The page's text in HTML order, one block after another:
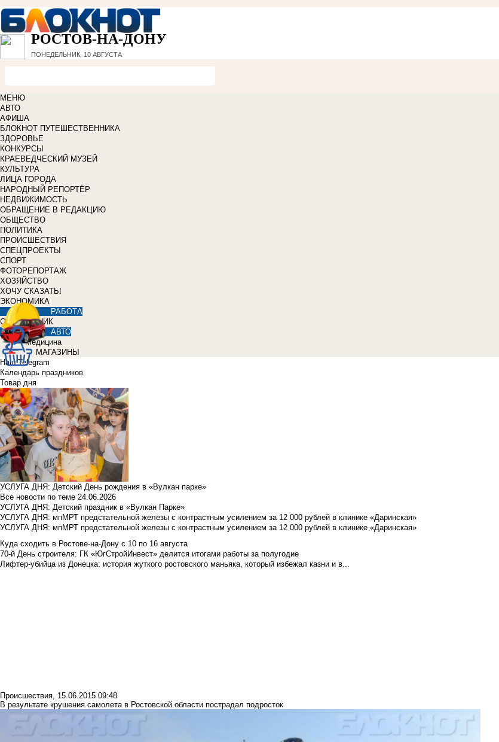
РОСТОВ-НА-ДОНУ
ПОНЕДЕЛЬНИК, 10 АВГУСТА
МЕНЮ
АВТО
АФИША
БЛОКНОТ ПУТЕШЕСТВЕННИКА
ЗДОРОВЬЕ
КОНКУРСЫ
КРАЕВЕДЧЕСКИЙ МУЗЕЙ
КУЛЬТУРА
ЛИЦА ГОРОДА
НАРОДНЫЙ РЕПОРТЁР
НЕДВИЖИМОСТЬ
ОБРАЩЕНИЕ В РЕДАКЦИЮ
ОБЩЕСТВО
ПОЛИТИКА
ПРОИСШЕСТВИЯ
СПЕЦПРОЕКТЫ
СПОРТ
ФОТОРЕПОРТАЖ
ХОЗЯЙСТВО
ХОЧУ СКАЗАТЬ!
ЭКОНОМИКА
РАБОТА
СПРАВОЧНИК
АВТО
Медицина
МАГАЗИНЫ
Наш Telegram
Календарь праздников
Товар дня
УСЛУГА ДНЯ: Детский День рождения в «Вулкан парке»
Все новости по теме 24.06.2026
УСЛУГА ДНЯ: Детский праздник в «Вулкан Парке»
УСЛУГА ДНЯ: мпМРТ предстательной железы с контрастным усилением за 12 000 рублей в клинике «Даринская»
УСЛУГА ДНЯ: мпМРТ предстательной железы с контрастным усилением за 12 000 рублей в клинике «Даринская»
Куда сходить в Ростове-на-Дону с 10 по 16 августа
70-й День строителя: ГК «ЮгСтройИнвест» делится итогами работы за полугодие
Лифтер-убийца из Донецка: история жуткого ростовского маньяка, который избежал казни и в...
Происшествия, 15.06.2015 09:48
В результате крушения самолета в Ростовской области пострадал подросток